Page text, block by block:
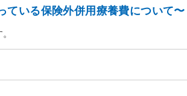
ている保険外併用療養費について〜